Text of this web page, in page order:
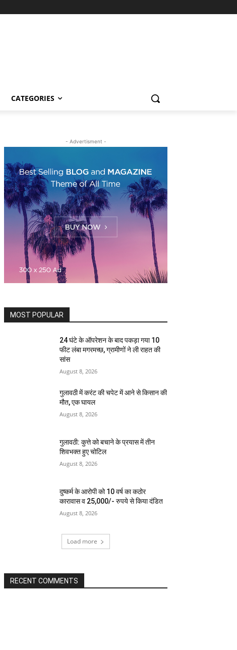
CATEGORIES
- Advertisment -
MOST POPULAR
24 घंटे के ऑपरेशन के बाद पकड़ा गया 10
फीट लंबा मगरमच्छ, ग्रामीणों ने ली राहत की
सांस
August 8, 2026
गुलावठी में करंट की चपेट में आने से किसान की
मौत, एक घायल
August 8, 2026
गुलावठी: कुत्ते को बचाने के प्रयास में तीन
शिवभक्त हुए चोटिल
August 8, 2026
दुष्कर्म के आरोपी को 10 वर्ष का कठोर
कारावास व 25,000/- रुपये से किया दंडित
August 8, 2026
Load more
RECENT COMMENTS